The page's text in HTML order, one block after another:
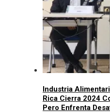
Industria
Rica Cierra 2024
Pero Enfrenta